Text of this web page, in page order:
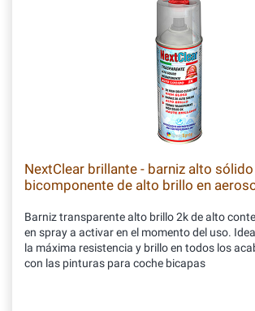
NextClear brillante - barniz alto sólido
bicomponente de alto brillo en
Barniz transparente alto brillo 2k de alto
en spray a activar en el momento del uso.
la máxima resistencia y brillo en todos los
con las pinturas para coche bicapas